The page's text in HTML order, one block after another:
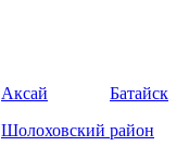
Аксай
Батайск
Шолоховский район